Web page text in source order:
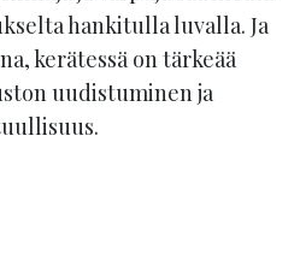
hankitulla luvalla. Ja
kerätessä on tärkeää
uudistuminen ja